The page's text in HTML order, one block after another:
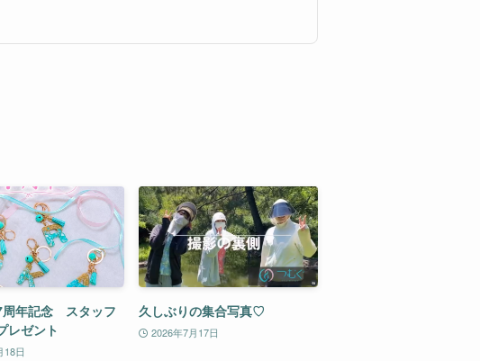
周年記念 スタッフ
レゼント
18日
久しぶりの集合写真♡
2026年7月17日